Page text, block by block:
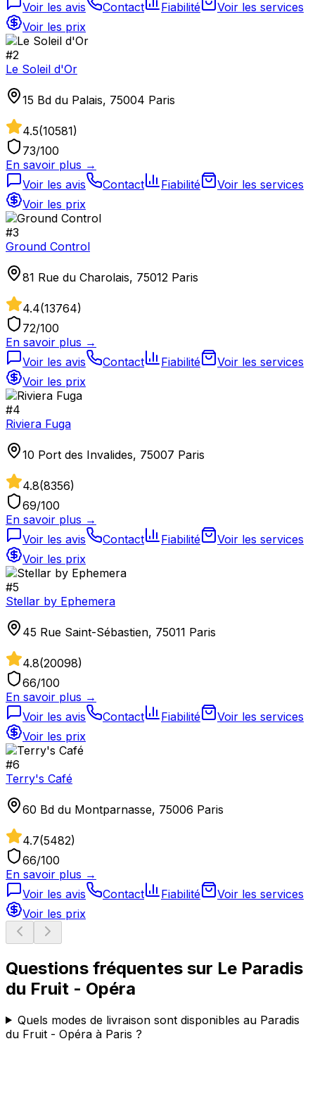
Voir les avis Contact Fiabilité
Voir les services
Voir les prix
#2
Le Soleil d'Or
15 Bd du Palais, 75004 Paris
4.5(10581)
73/100
En savoir plus →
Voir les avis
Contact Fiabilité
Voir les services
Voir les prix
#3
Ground Control
81 Rue du Charolais, 75012 Paris
4.4(13764)
72/100
En savoir plus →
Voir les avis
Contact Fiabilité
Voir les services
Voir les prix
#4
Riviera Fuga
10 Port des Invalides, 75007 Paris
4.8(8356)
69/100
En savoir plus →
Voir les avis
Contact Fiabilité
Voir les services
Voir les prix
#5
Stellar by Ephemera
45 Rue Saint-Sébastien, 75011 Paris
4.8(20098)
66/100
En savoir plus →
Voir les avis
Contact Fiabilité
Voir les services
Voir les prix
#6
Terry's Café
60 Bd du Montparnasse, 75006 Paris
4.7(5482)
66/100
En savoir plus →
Voir les avis
Contact Fiabilité
Voir les services
Voir les prix
Questions fréquentes sur Le Paradis
du Fruit - Opéra
Quels modes de livraison sont disponibles au Paradis
du Fruit - Opéra à Paris ?